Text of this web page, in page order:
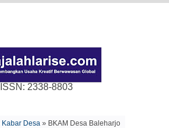
ISSN: 2338-8803
Kabar Desa » BKAM Desa Baleharjo